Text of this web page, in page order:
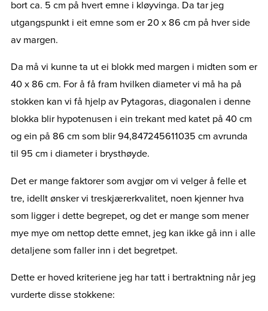
bort ca. 5 cm på hvert emne i kløyvinga. Da tar jeg
utgangspunkt i eit emne som er 20 x 86 cm på hver side
av margen.
Da må vi kunne ta ut ei blokk med margen i midten som er
40 x 86 cm. For å få fram hvilken diameter vi må ha på
stokken kan vi få hjelp av Pytagoras, diagonalen i denne
blokka blir hypotenusen i ein trekant med katet på 40 cm
og ein på 86 cm som blir 94,847245611035 cm avrunda
til 95 cm i diameter i brysthøyde.
Det er mange faktorer som avgjør om vi velger å felle et
tre, idellt ønsker vi treskjærerkvalitet, noen kjenner hva
som ligger i dette begrepet, og det er mange som mener
mye mye om nettop dette emnet, jeg kan ikke gå inn i alle
detaljene som faller inn i det begretpet.
Dette er hoved kriteriene jeg har tatt i bertraktning når jeg
vurderte disse stokkene: